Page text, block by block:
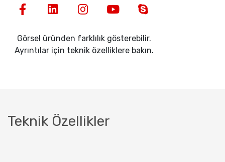
Görsel üründen farklılık gösterebilir.
Ayrıntılar için teknik özelliklere bakın.
Teknik Özellikler